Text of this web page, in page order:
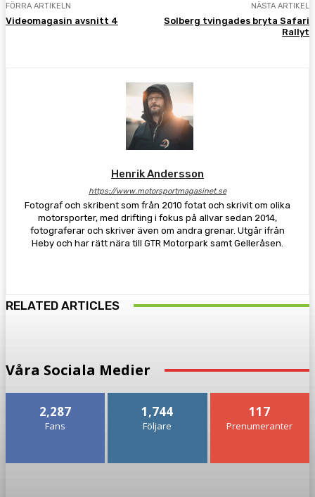
FÖRRA ARTIKELN
Videomagasin avsnitt 4
NÄSTA ARTIKEL
Solberg tvingades bryta Safari
Rallyt
Henrik Andersson
https://www.motorsportmagasinet.se
Fotograf och skribent som från 2010 fotat och skrivit om olika
motorsporter, med drifting i fokus på allvar sedan 2014,
fotograferar och skriver även om andra grenar. Utgår ifrån
Heby och har rätt nära till GTR Motorpark samt Gelleråsen.
RELATED ARTICLES
Våra Sociala Medier
2,287
Fans
1,744
Följare
117
Prenumeranter